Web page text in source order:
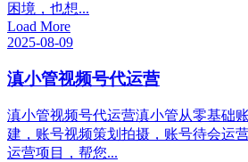
困境，也想...
Load More
2025-08-09
滇小管视频号代运营
滇小管视频号代运营滇小管从零基础
建，账号视频策划拍摄，账号待会运
运营项目，帮您...